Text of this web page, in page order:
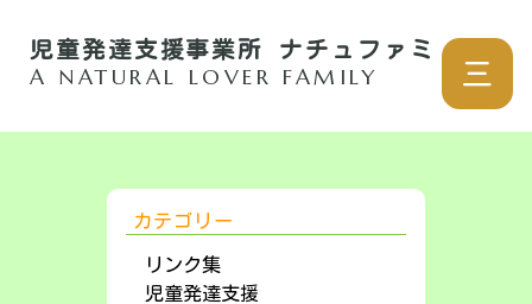
児童発達支援事業所 ナチュファミ
A NATURAL LOVER FAMILY 三
カテゴリー
リンク集
児童発達支援